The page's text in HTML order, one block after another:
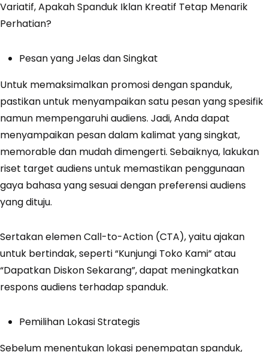
Pesan yang Jelas dan Singkat
Untuk memaksimalkan promosi dengan spanduk,
pastikan untuk menyampaikan satu pesan yang spesifik
namun mempengaruhi audiens. Jadi, Anda dapat
menyampaikan pesan dalam kalimat yang singkat,
memorable dan mudah dimengerti. Sebaiknya, lakukan
riset target audiens untuk memastikan penggunaan
gaya bahasa yang sesuai dengan preferensi audiens
yang dituju.
Sertakan elemen Call-to-Action (CTA), yaitu ajakan
untuk bertindak, seperti “Kunjungi Toko Kami” atau
“Dapatkan Diskon Sekarang”, dapat meningkatkan
respons audiens terhadap spanduk.
Pemilihan Lokasi Strategis
Sebelum menentukan lokasi penempatan spanduk,